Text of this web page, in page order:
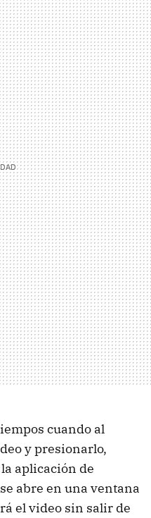
cuando al
y presionarlo,
aplicación de
abre en una ventana
el video sin salir de